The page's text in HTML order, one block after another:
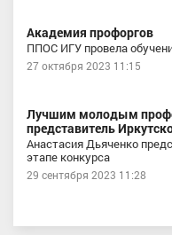
Академия профоргов
ППОС ИГУ провела
27 октября 2023 11:15
Лучшим молодым
представитель
Анастасия Дьяченко
этапе конкурса
29 сентября 2023 11:28